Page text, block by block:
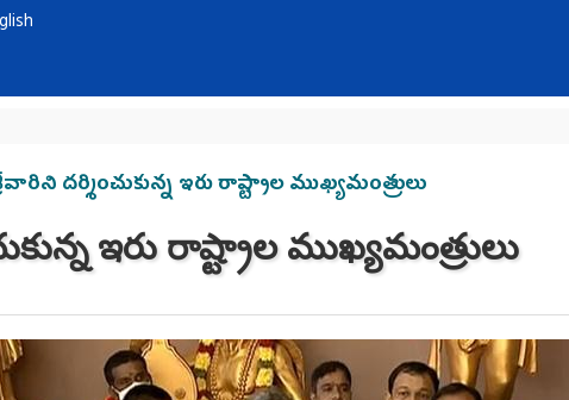
దర్శించుకున్న ఇరు రాష్ట్రాల ముఖ్యమంత్రులు
ఇరు రాష్ట్రాల ముఖ్యమంత్రులు